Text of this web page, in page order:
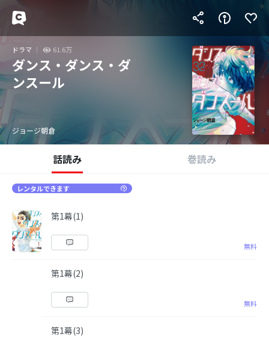
ドラマ 61.6万
ダンス・ダンス・ダ
ンスール
ジョージ朝倉
話読み 巻読み
レンタルできます
第1幕(1)
無料
第1幕(2)
無料
第1幕(3)